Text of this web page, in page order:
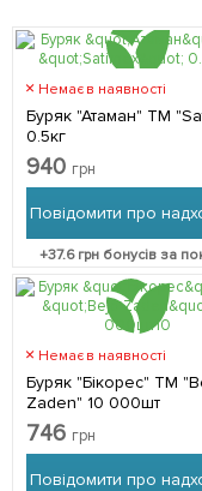
Немає в наявності
Буряк "Атаман" ТМ
0.5кг
940 грн
Повідомити про
+37.6грн бонусів за
Немає в наявності
Буряк "Бікорес" ТМ
Zaden" 10 000шт
746 грн
Повідомити про